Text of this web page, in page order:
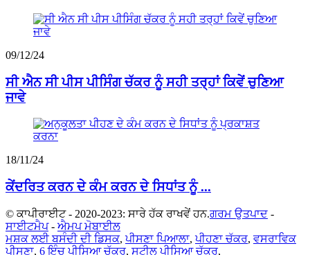
09/12/24
ਸੀ ਐਨ ਸੀ ਪੀਸ ਪੀਸਿੰਗ ਚੱਕਰ ਨੂੰ ਸਹੀ ਤਰ੍ਹਾਂ ਕਿਵੇਂ ਚੁਣਿਆ
ਜਾਵੇ
18/11/24
ਕੇਂਦਰਿਤ ਕਰਨ ਦੇ ਕੰਮ ਕਰਨ ਦੇ ਸਿਧਾਂਤ ਨੂੰ ...
© ਕਾਪੀਰਾਈਟ - 2020-2023: ਸਾਰੇ ਹੱਕ ਰਾਖਵੇਂ ਹਨ.ਗਰਮ ਉਤਪਾਦ -
ਸਾਈਟਮੈਪ- ਐਮਪ ਮੋਬਾਈਲ
ਮਸ਼ਕ ਲਈ ਬਸੰਦੀ ਦੀ ਡਿਸਕ,ਪੀਸਣਾ ਪਿਆਲਾ,ਪੀਹਣਾ ਚੱਕਰ, ਵਸਰਾਵਿਕ
ਪੀਸਣਾ, 6 ਇੰਚ ਪੀਸਿਆ ਚੱਕਰ, ਸਟੀਲ ਪੀਸਿਆ ਚੱਕਰ,